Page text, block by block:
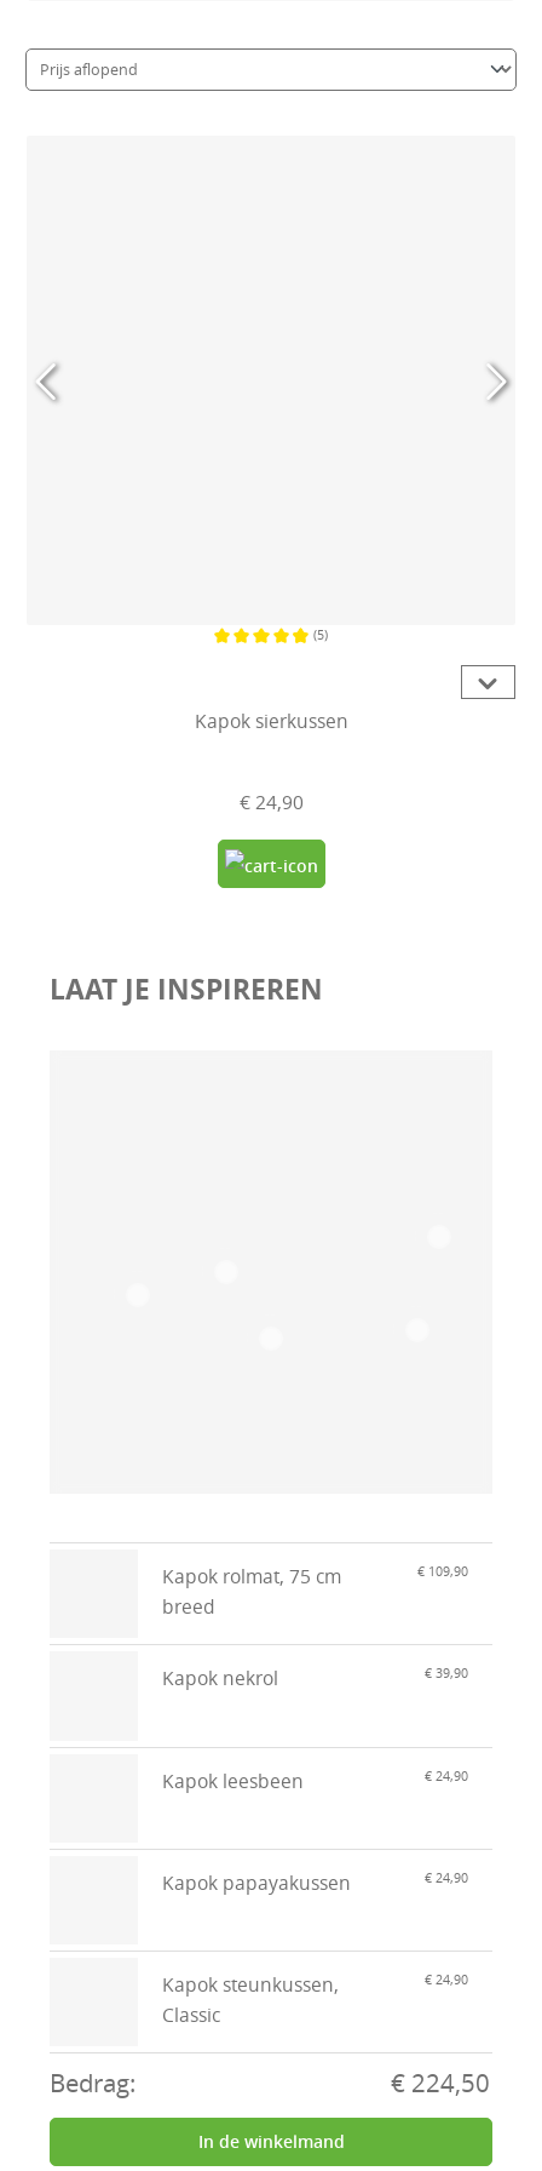
(5)
Kapok sierkussen
€ 24,90
LAAT JE INSPIREREN
Kapok rolmat, 75 cm
breed
€ 109,90
Kapok nekrol € 39,90
Kapok leesbeen € 24,90
Kapok papayakussen € 24,90
Kapok steunkussen,
Classic
€ 24,90
Bedrag: € 224,50
In de winkelmand